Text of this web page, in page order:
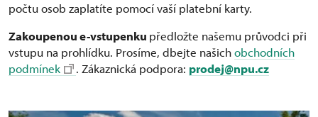
počtu osob zaplatíte pomocí vaší platební karty.
Zakoupenou e-vstupenku předložte našemu průvodci při
vstupu na prohlídku. Prosíme, dbejte našichobchodních
podmínek
. Zákaznická podpora: prodej@npu.cz